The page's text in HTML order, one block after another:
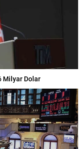
Milyar Dolar